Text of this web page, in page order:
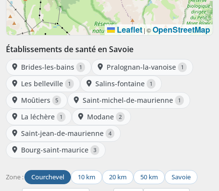
Leaflet | ©OpenStreetMap
Établissements de santé en Savoie
Brides-les-bains 1 Pralognan-la-vanoise 1
Les belleville 1 Salins-fontaine 1
Moûtiers 5 Saint-michel-de-maurienne 1
La léchère 1 Modane 2
Saint-jean-de-maurienne 4
Bourg-saint-maurice 3
Zone : Courchevel 10 km 20 km 50 km Savoie